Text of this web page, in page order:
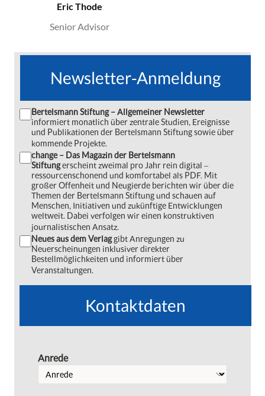
Eric Thode
Senior Advisor
Newsletter-Anmeldung
Bertelsmann Stiftung – Allgemeiner Newsletter
informiert monatlich über zentrale Studien, Ereignisse
und Publikationen der Bertelsmann Stiftung sowie über
kommende Projekte.
change – Das Magazin der Bertelsmann
Stiftungerscheint zweimal pro Jahr rein digital ‒
ressourcenschonend und komfortabel als PDF. Mit
großer Offenheit und Neugierde berichten wir über die
Themen der Bertelsmann Stiftung und schauen auf
Menschen, Initiativen und zukünftige Entwicklungen
weltweit. Dabei verfolgen wir einen konstruktiven
journalistischen Ansatz.
Neues aus dem Verlaggibt Anregungen zu
Neuerscheinungen inklusiver direkter
Bestellmöglichkeiten und informiert über
Veranstaltungen.
Kontaktdaten
Anrede